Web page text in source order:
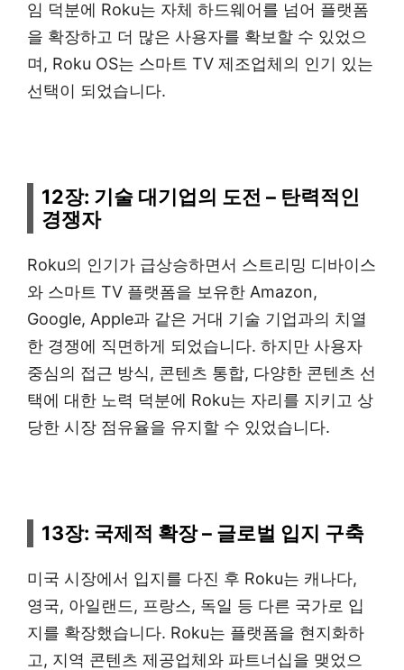
임 덕분에 Roku는 자체 하드웨어를 넘어 플랫폼
을 확장하고 더 많은 사용자를 확보할 수 있었으
며, Roku OS는 스마트 TV 제조업체의 인기 있는
선택이 되었습니다.
12장: 기술 대기업의 도전 – 탄력적인
경쟁자
Roku의 인기가 급상승하면서 스트리밍 디바이스
와 스마트 TV 플랫폼을 보유한 Amazon,
Google, Apple과 같은 거대 기술 기업과의 치열
한 경쟁에 직면하게 되었습니다. 하지만 사용자
중심의 접근 방식, 콘텐츠 통합, 다양한 콘텐츠 선
택에 대한 노력 덕분에 Roku는 자리를 지키고 상
당한 시장 점유율을 유지할 수 있었습니다.
13장: 국제적 확장 – 글로벌 입지 구축
미국 시장에서 입지를 다진 후 Roku는 캐나다,
영국, 아일랜드, 프랑스, 독일 등 다른 국가로 입
지를 확장했습니다. Roku는 플랫폼을 현지화하
고, 지역 콘텐츠 제공업체와 파트너십을 맺었으